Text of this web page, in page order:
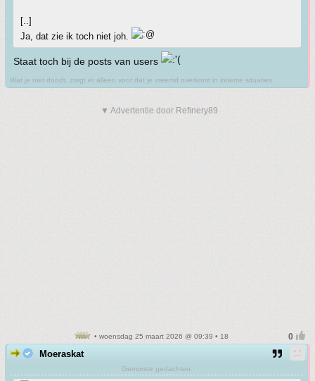
[..]
Ja, dat zie ik toch niet joh.
Staat toch bij de posts van users
Wat je niet doodt, zorgt er alleen voor dat je vreemd overkomt in intieme situaties.
▼ Advertentie door Refinery89
• woensdag 25 maart 2026 @ 09:39 • 18
Moeraskat
Gemorste gedachten.